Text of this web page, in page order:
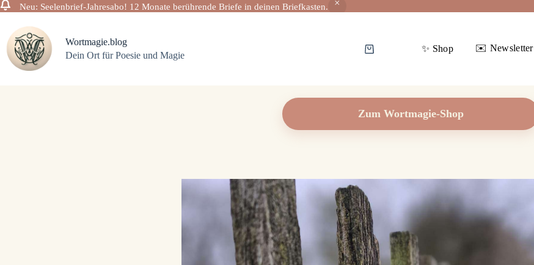
Neu: Seelenbrief-Jahresabo! 12 Monate berührende Briefe in deinen Briefkasten.
Inhalt
springen
Wortmagie.blog
Dein Ort für Poesie und Magie
Warenkorb ✨️ Shop ✉️ Newsletter
Zum Wortmagie-Shop